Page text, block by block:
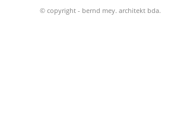
© copyright - bernd mey. architekt bda.